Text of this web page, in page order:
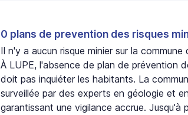
0 plans de prevention des risques
Il n'y a aucun risque minier sur la commune
À LUPE, l'absence de plan de prévention
doit pas inquiéter les habitants. La
surveillée par des experts en géologie et
garantissant une vigilance accrue. Jusqu'à